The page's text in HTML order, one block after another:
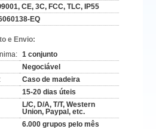
CE, 3C, FCC, TLC, IP55
EQ
e Envio:
1 conjunto
Negociável
Caso de madeira
15-20 dias úteis
L/C, D/A, T/T, Western
Union, Paypal, etc.
6.000 grupos pelo mês